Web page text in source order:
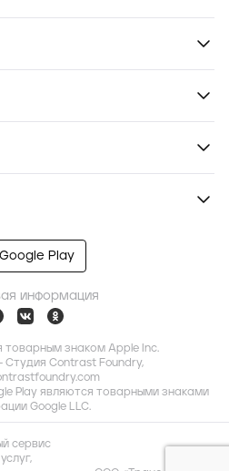
Google Play
информация
товарным знаком Apple Inc.
Студия Contrast Foundry,
Play являются товарными знаками
Google LLC.
сервис